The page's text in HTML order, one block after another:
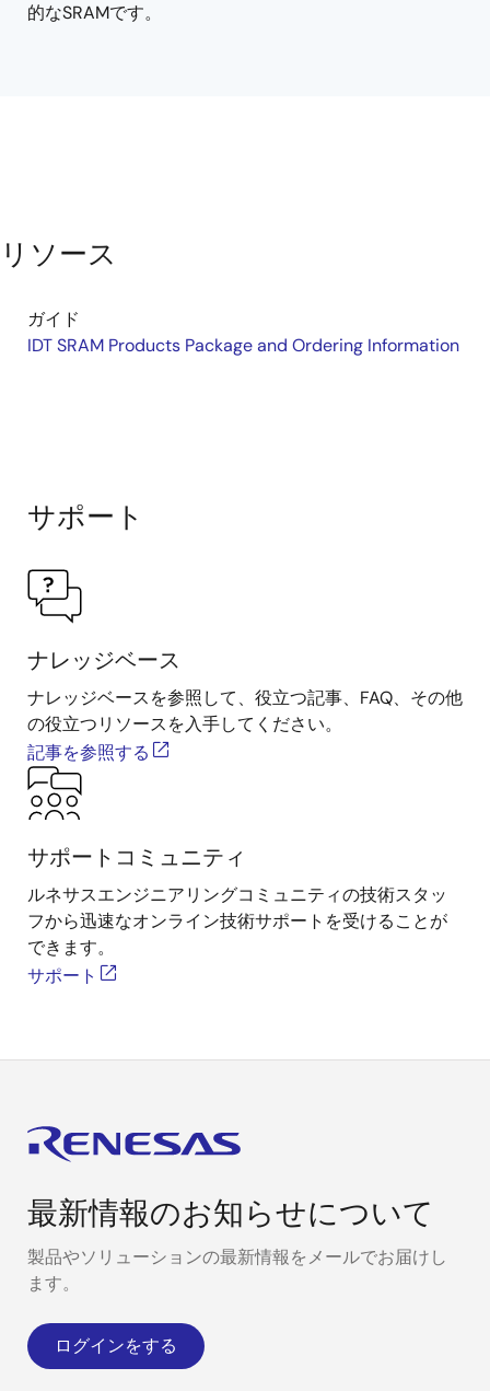
的なSRAMです。
リソース
ガイド
IDT SRAM Products Package and Ordering Information
サポート
ナレッジベース
ナレッジベースを参照して、役立つ記事、FAQ、その他
の役立つリソースを入手してください。
記事を参照する
サポートコミュニティ
ルネサスエンジニアリングコミュニティの技術スタッ
フから迅速なオンライン技術サポートを受けることが
できます。
サポート
最新情報のお知らせについて
製品やソリューションの最新情報をメールでお届けし
ます。
ログインをする